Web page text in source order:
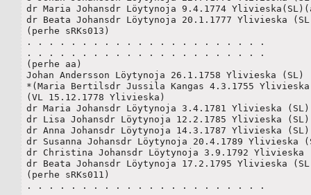
dr Maria Johansdr Löytynoja 9.4.1774
dr Beata Johansdr Löytynoja 20.1.1777 Ylivieska
(perhe sRKs013)
. . . . . . . . . . . . . . . . . . . . . .
. . . . . . . . . . . . . . . . . . . . . .
(perhe aa)
Johan Andersson Löytynoja 26.1.1758 Ylivieska (SL)
*(Maria Bertilsdr Jussila Kangas 4.3.1755
(VL 15.12.1778 Ylivieska)
dr Maria Johansdr Löytynoja 3.4.1781 Ylivieska (SL)
dr Lisa Johansdr Löytynoja 12.2.1785 Ylivieska (SL)
dr Anna Johansdr Löytynoja 14.3.1787 Ylivieska (SL)
dr Susanna Johansdr Löytynoja 20.4.1789 Ylivieska
dr Christina Johansdr Löytynoja 3.9.1792 Ylivieska
dr Beata Johansdr Löytynoja 17.2.1795 Ylivieska
(perhe sRKs011)
. . . . . . . . . . . . . . . . . . . . . .